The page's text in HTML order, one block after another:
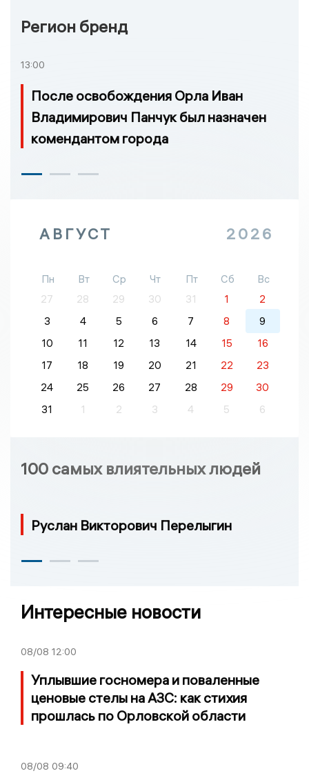
Регион бренд
13:00
После освобождения Орла Иван
Владимирович Панчук был назначен
комендантом города
АВГУСТ 2026
Пн Вт Ср Чт Пт Сб
Вс
27
28 29 30 31 1
2
3
4 5 6 7 8
9
10
11 12 13 14 15
16
17
18 19 20 21 22
23
24
25 26 27 28 29
30
31
1 2 3 4 5 6
100 самых влиятельных людей
Руслан Викторович Перелыгин
Интересные новости
08/08 12:00
Уплывшие госномера и поваленные
ценовые стелы на АЗС: как стихия
прошлась по Орловской области
08/08 09:40